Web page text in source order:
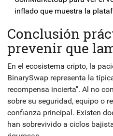
inflado que muestra la
Conclusión
prevenir que
En el ecosistema cripto, la
BinarySwap representa la
recompensa incierta". Al no
sobre su seguridad, equipo o
confianza principal. Existen
han sobrevivido a ciclos